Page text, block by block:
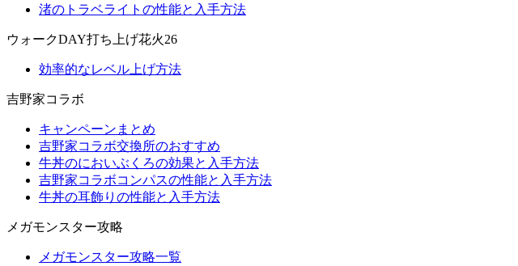
渚のトラベライトの性能と入手方法
ウォークDAY打ち上げ花火26
効率的なレベル上げ方法
吉野家コラボ
キャンペーンまとめ
吉野家コラボ交換所のおすすめ
牛丼のにおいぶくろの効果と入手方法
吉野家コラボコンパスの性能と入手方法
牛丼の耳飾りの性能と入手方法
メガモンスター攻略
メガモンスター攻略一覧